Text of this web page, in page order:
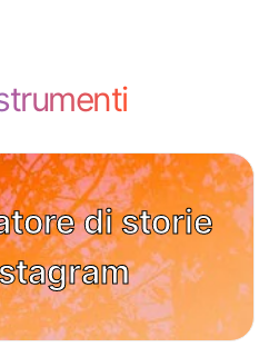
di storie